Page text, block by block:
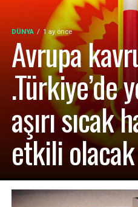
DÜNYA 1 ay önce
Avrupa
.Türkiye’de
aşırı sıcak
etkili olacak